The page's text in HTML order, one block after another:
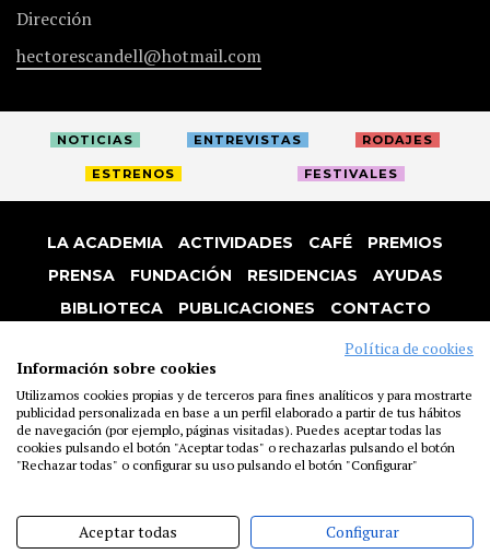
Dirección
hectorescandell@hotmail.com
NOTICIAS ENTREVISTAS RODAJES
ESTRENOS FESTIVALES
LA ACADEMIA ACTIVIDADES CAFÉ
PREMIOS
PRENSA
FUNDACIÓN RESIDENCIAS
AYUDAS
BIBLIOTECA
PUBLICACIONES
CONTACTO
COOKIES
Política de cookies
Información sobre cookies
Utilizamos cookies propias y de terceros para fines analíticos y para mostrarte
publicidad personalizada en base a un perfil elaborado a partir de tus hábitos
de navegación (por ejemplo, páginas visitadas). Puedes aceptar todas las
cookies pulsando el botón "Aceptar todas" o rechazarlas pulsando el botón
"Rechazar todas" o configurar su uso pulsando el botón "Configurar"
Aceptar todas Configurar